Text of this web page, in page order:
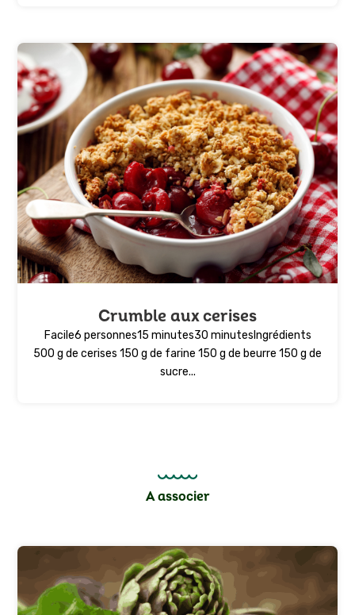
Crumble aux cerises
Facile6 personnes15 minutes30 minutesIngrédients
500 g de cerises 150 g de farine 150 g de beurre 150 g de
sucre...
A associer